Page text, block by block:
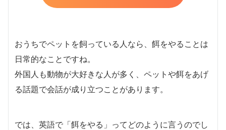
おうちでペットを飼っている人なら、餌をやることは
日常的なことですね。
外国人も動物が大好きな人が多く、ペットや餌をあげ
る話題で会話が成り立つことがあります。
では、英語で「餌をやる」ってどのように言うのでし